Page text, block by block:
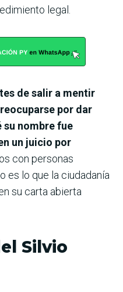
legal.
de salir a mentir
por dar
su nombre fue
un juicio por
con personas
es lo que la ciudadanía
su carta abierta
Silvio